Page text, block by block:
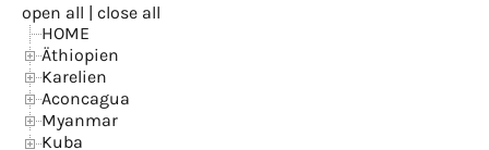
open all | close all
HOME
Äthiopien
Karelien
Aconcagua
Myanmar
Kuba